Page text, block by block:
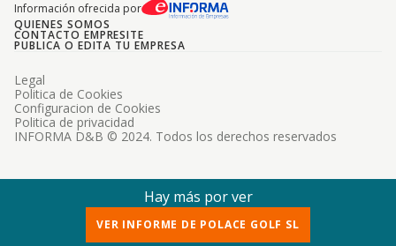
Información ofrecida por
QUIENES SOMOS
CONTACTO EMPRESITE
PUBLICA O EDITA TU EMPRESA
INFORMA D&B © 2024. Todos los derechos reservados
Legal
Politica de Cookies
Configuracion de Cookies
Politica de privacidad
Hay más por ver
VER INFORME DE POLACE GOLF SL